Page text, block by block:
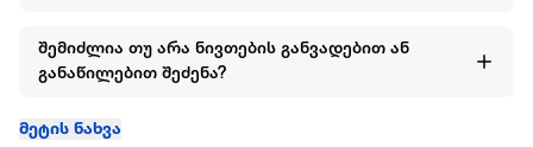
შემიძლია თუ არა ნივთების განვადებით ან
განაწილებით შეძენა?
მეტის ნახვა